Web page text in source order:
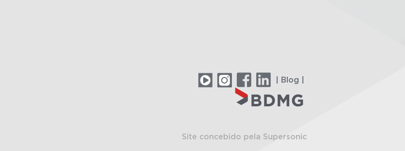
| Blog |
Site concebido pela Supersonic